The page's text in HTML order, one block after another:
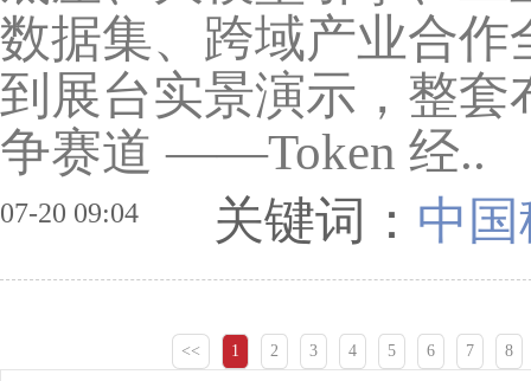
数据集、跨域产业合
到展台实景演示，整
争赛道 ——Token 经..
07-20 09:04 关键词： 中
<< 1 2 3 4 5 6 7 8